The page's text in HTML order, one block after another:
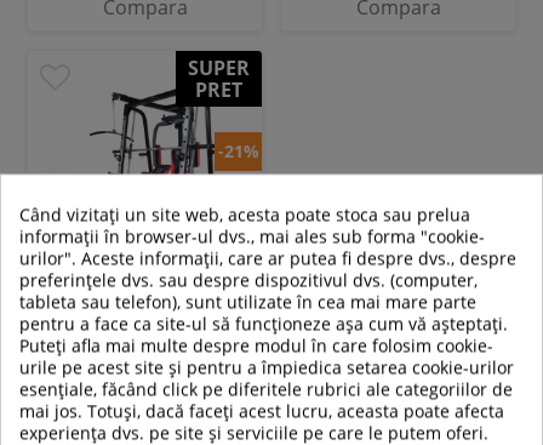
Compara Compara
SUPER
PRET
-21%
Aparat multifunctional HMS
ATLAS X2
8 829,00 RON
6 959,00 RON
Când vizitați un site web, acesta poate stoca sau prelua
informații în browser-ul dvs., mai ales sub forma "cookie-
urilor". Aceste informații, care ar putea fi despre dvs., despre
preferințele dvs. sau despre dispozitivul dvs. (computer,
tableta sau telefon), sunt utilizate în cea mai mare parte
pentru a face ca site-ul să funcționeze așa cum vă așteptați.
Puteți afla mai multe despre modul în care folosim cookie-
urile pe acest site și pentru a împiedica setarea cookie-urilor
esențiale, făcând click pe diferitele rubrici ale categoriilor de
mai jos. Totuși, dacă faceți acest lucru, aceasta poate afecta
experiența dvs. pe site și serviciile pe care le putem oferi.